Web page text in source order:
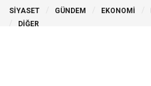
SİYASET GÜNDEM EKONOMİ
DİĞER